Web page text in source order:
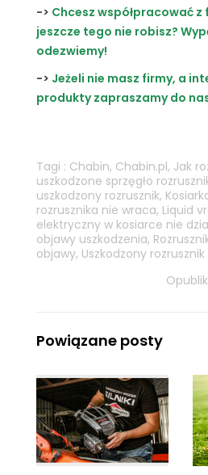
-> Chcesz współpracować z
jeszcze tego nie robisz?
odezwiemy!
-> Jeżeli nie masz firmy, a
produkty zapraszamy do
Tagi : Chabin, Chabin.pl, Jak
uszkodzone sprzęgło
uszkodzony rozrusznik,
rozrusznika nie wraca, Liquid
elektryczny w kosiarce nie
objawy uszkodzenia,
objawy, Uszkodzony rozrusznik
Powiązane posty